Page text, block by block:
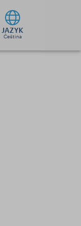
JAZYK
Čeština